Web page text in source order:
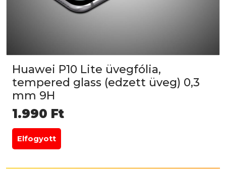
Huawei P10 Lite üvegfólia,
tempered glass (edzett üveg) 0,3
mm 9H
1.990 Ft
Elfogyott